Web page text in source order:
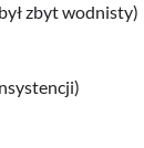
zbyt wodnisty)